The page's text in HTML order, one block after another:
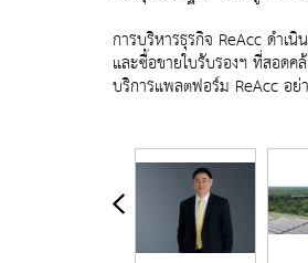
การบริหารธุรกิจ ReAcc ดำเ
และซื้อขายใบรับรองฯ ที่สอดค
บริการแพลตฟอร์ม ReAcc อย่